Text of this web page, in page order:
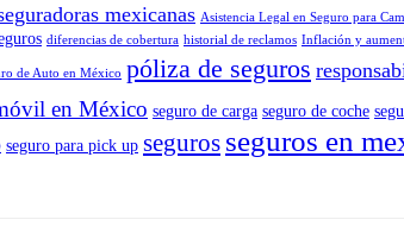
mexicanas Asistencia Legal en Seguro para
diferencias de cobertura historial de reclamos Inflación y
de Auto en México póliza de seguros
en México seguro de carga seguro de coche
seguro para pick up seguros seguros en